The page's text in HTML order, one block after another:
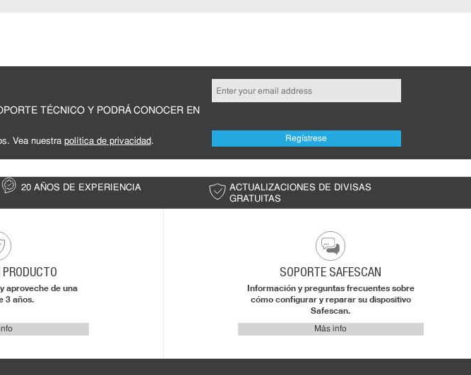
TÉCNICO Y PODRÁ CONOCER EN
Vea nuestra política de privacidad. Regístrese
20 AÑOS DE EXPERIENCIA
ACTUALIZACIONES DE DIVISAS
GRATUITAS
aproveche de una
3 años.
SOPORTE SAFESCAN
Información y preguntas frecuentes sobre
cómo configurar y reparar su dispositivo
Safescan.
Más info